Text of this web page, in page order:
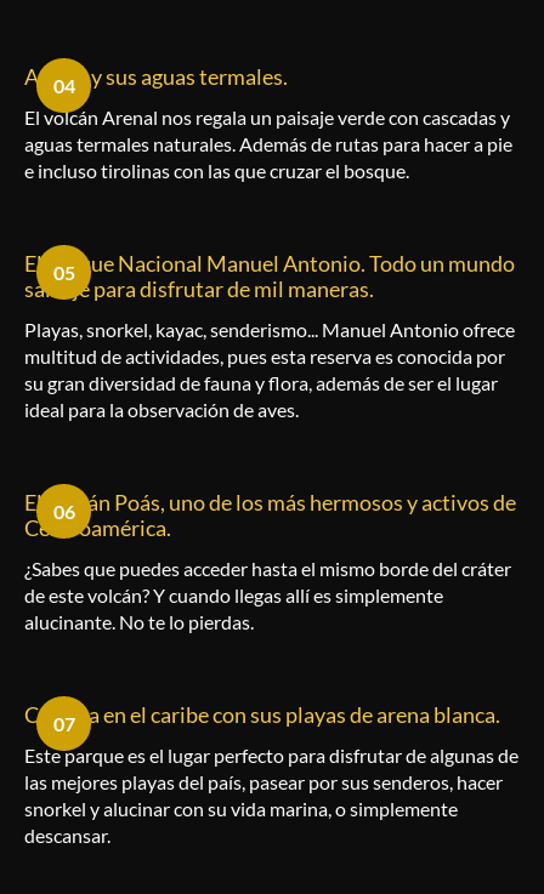
Arenal y sus aguas termales.
04
El volcán Arenal nos regala un paisaje verde con cascadas y
aguas termales naturales. Además de rutas para hacer a pie
e incluso tirolinas con las que cruzar el bosque.
El Parque Nacional Manuel Antonio. Todo un mundo
salvaje para disfrutar de mil maneras.
05
Playas, snorkel, kayac, senderismo... Manuel Antonio ofrece
multitud de actividades, pues esta reserva es conocida por
su gran diversidad de fauna y flora, además de ser el lugar
ideal para la observación de aves.
El Volcán Poás, uno de los más hermosos y activos de
Centroamérica.
06
¿Sabes que puedes acceder hasta el mismo borde del cráter
de este volcán? Y cuando llegas allí es simplemente
alucinante. No te lo pierdas.
Cahuita en el caribe con sus playas de arena blanca.
07
Este parque es el lugar perfecto para disfrutar de algunas de
las mejores playas del país, pasear por sus senderos, hacer
snorkel y alucinar con su vida marina, o simplemente
descansar.